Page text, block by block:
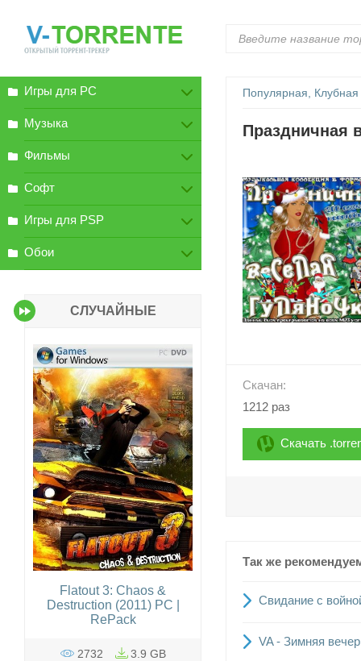
Популярная, Клубная
Праздничная
Скачан:
1212 раз
Скачать
Так же
Свидание с
VA - Зимняя
Игры для PC
Музыка
Фильмы
Софт
Игры для PSP
Обои
СЛУЧАЙНЫЕ
Flatout 3: Chaos &
Destruction (2011) PC |
RePack
2732 3.9 GB